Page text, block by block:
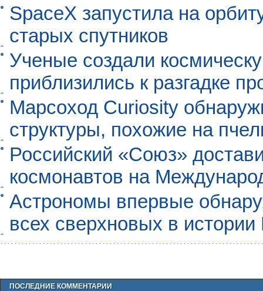
SpaceX запустила на
старых спутников
Ученые создали
приблизились к разгадке
Марсоход Curiosity
структуры, похожие на
Российский «Союз»
космонавтов на
Астрономы впервые
всех сверхновых в
ПОСЛЕДНИЕ КОММЕНТАРИИ